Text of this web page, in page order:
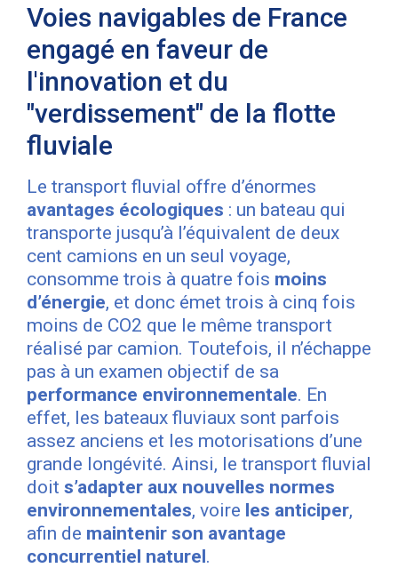
Voies navigables de France
engagé en faveur de
l'innovation et du
"verdissement" de la flotte
fluviale
Le transport fluvial offre d’énormes
avantages écologiques : un bateau qui
transporte jusqu’à l’équivalent de deux
cent camions en un seul voyage,
consomme trois à quatre fois moins
d’énergie, et donc émet trois à cinq fois
moins de CO2 que le même transport
réalisé par camion. Toutefois, il n’échappe
pas à un examen objectif de sa
performance environnementale. En
effet, les bateaux fluviaux sont parfois
assez anciens et les motorisations d’une
grande longévité. Ainsi, le transport fluvial
doit s’adapter aux nouvelles normes
environnementales, voire les anticiper,
afin de maintenir son avantage
concurrentiel naturel.